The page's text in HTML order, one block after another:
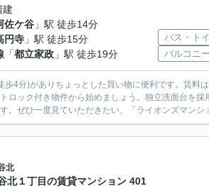
建
佐ケ谷 」駅 徒歩14分
円寺 」駅 徒歩15分
「都立家政 」駅 徒歩19分
バス・ト
バルコニー
4分)がありちょっとした買い物に便利です。賃料
ロック付き物件から始めましょう。独立洗面台を
。ぜひ一度見ていただきたい、「ライオンズマンシ
北
北１丁目の賃貸マンション 401